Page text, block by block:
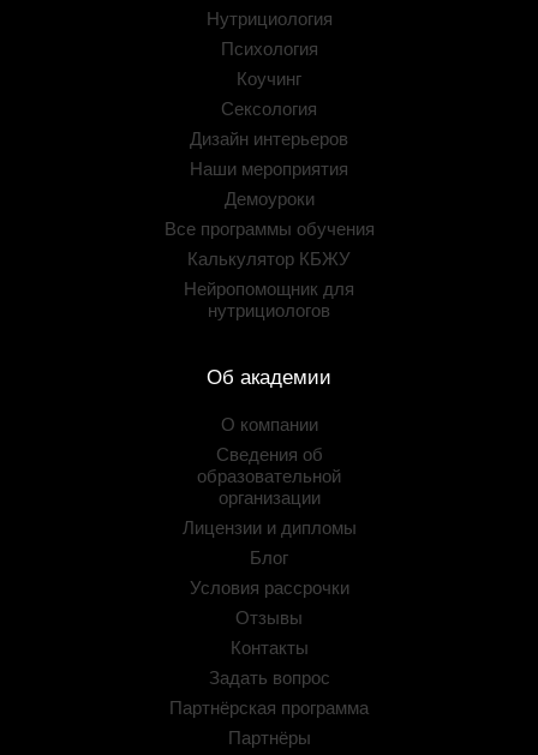
Нутрициология
Психология
Коучинг
Сексология
Дизайн интерьеров
Наши мероприятия
Демоуроки
Все программы обучения
Калькулятор КБЖУ
Нейропомощник для
нутрициологов
Об академии
О компании
Сведения об
образовательной
организации
Лицензии и дипломы
Блог
Условия рассрочки
Отзывы
Контакты
Задать вопрос
Партнёрская программа
Партнёры